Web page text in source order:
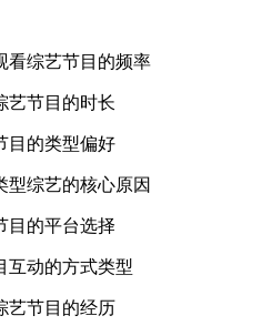
看综艺节目的频率
艺节目的时长
目的类型偏好
型综艺的核心原因
目的平台选择
互动的方式类型
艺节目的经历